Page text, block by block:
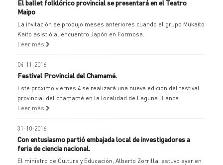
El ballet folklórico provincial se presentará en el Teatro
Maipo
La invitación se produjo meses anteriores cuando el grupo Mukaito
Kaito asistió al encuentro Japón en Formosa.
Leer más
04-11-2016
Festival Provincial del Chamamé.
Este próximo viernes 4 se realizará una nueva edición del festival
provincial del chamamé en la localidad de Laguna Blanca.
Leer más
31-10-2016
Con entusiasmo partió embajada local de investigadores a
feria de ciencia nacional.
El ministro de Cultura y Educación, Alberto Zorrilla, estuvo ayer en